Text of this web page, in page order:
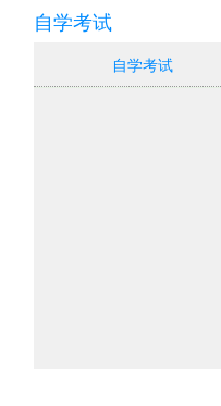
自学考试
自学考试